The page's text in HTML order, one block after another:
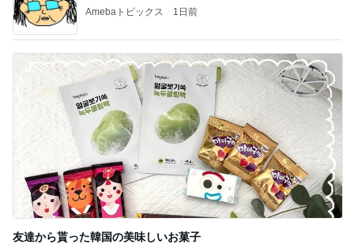
Amebaトピックス 1日前
友達から貰った韓国の美味しいお菓子